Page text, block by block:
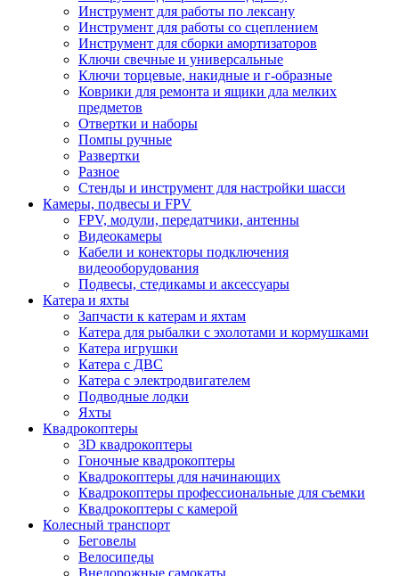
Инструмент для работы по лексану
Инструмент для работы со сцеплением
Инструмент для сборки амортизаторов
Ключи свечные и универсальные
Ключи торцевые, накидные и г-образные
Коврики для ремонта и ящики дла мелких
предметов
Отвертки и наборы
Помпы ручные
Развертки
Разное
Стенды и инструмент для настройки шасси
Камеры, подвесы и FPV
FPV, модули, передатчики, антенны
Видеокамеры
Кабели и конекторы подключения
видеооборудования
Подвесы, стедикамы и аксессуары
Катера и яхты
Запчасти к катерам и яхтам
Катера для рыбалки с эхолотами и кормушками
Катера игрушки
Катера с ДВС
Катера с электродвигателем
Подводные лодки
Яхты
Квадрокоптеры
3D квадрокоптеры
Гоночные квадрокоптеры
Квадрокоптеры для начинающих
Квадрокоптеры профессиональные для съемки
Квадрокоптеры с камерой
Колесный транспорт
Беговелы
Велосипеды
Внедорожные самокаты